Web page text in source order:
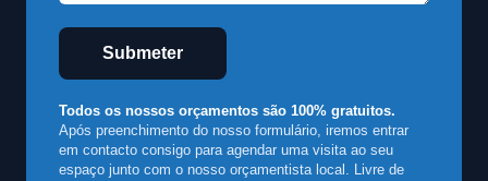
Submeter
Todos os nossos orçamentos são 100% gratuitos.
Após preenchimento do nosso formulário, iremos entrar
em contacto consigo para agendar uma visita ao seu
espaço junto com o nosso orçamentista local. Livre de